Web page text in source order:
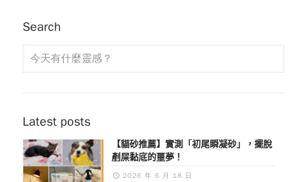
Search
Latest posts
【貓砂推薦】實測「初尾瞬凝砂」，擺脫
剷屎黏底的噩夢！
2026 年 6 月 18 日